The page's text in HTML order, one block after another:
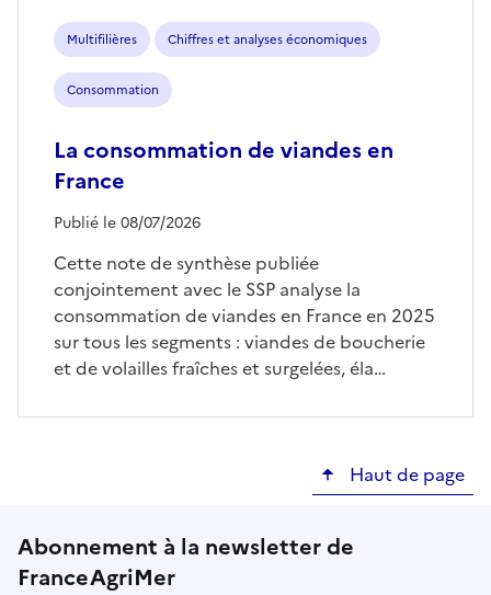
Multifilières Chiffres et analyses économiques
Consommation
La consommation de viandes en
France
Publié le 08/07/2026
Cette note de synthèse publiée
conjointement avec le SSP analyse la
consommation de viandes en France en 2025
sur tous les segments : viandes de boucherie
et de volailles fraîches et surgelées, éla…
Haut de page
Abonnement à la newsletter de
FranceAgriMer